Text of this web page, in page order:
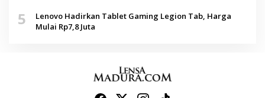
5
Lenovo Hadirkan Tablet Gaming Legion Tab, Harga
Mulai Rp7,8 Juta